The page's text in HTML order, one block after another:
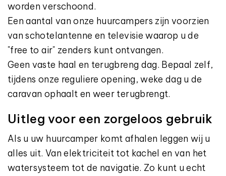
worden verschoond.
Een aantal van onze huurcampers zijn voorzien
van schotelantenne en televisie waarop u de
"free to air" zenders kunt ontvangen.
Geen vaste haal en terugbreng dag. Bepaal zelf,
tijdens onze reguliere opening, weke dag u de
caravan ophaalt en weer terugbrengt.
Uitleg voor een zorgeloos gebruik
Als u uw huurcamper komt afhalen leggen wij u
alles uit. Van elektriciteit tot kachel en van het
watersysteem tot de navigatie. Zo kunt u echt